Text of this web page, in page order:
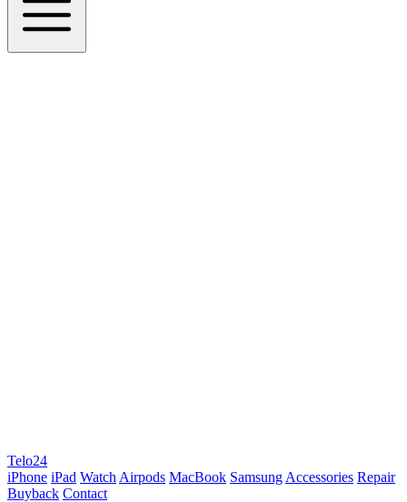
Telo24
iPhone iPad Watch Airpods MacBook Samsung Accessories Repair
Buyback Contact